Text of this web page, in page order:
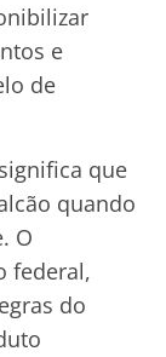
e
de
que
quando
O
federal,
do